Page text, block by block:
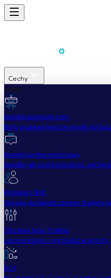
Cechy
Łatwe
Handel automatyczny
Boty osiągają lepsze wyniki niż
Handel społecznościowy
Handluj jak profesjonalista, nie
Kopiujący Bot
Skopiuj doświadczonego tradera
Zlecenia typu Trailing
Lepsze kupno i sprzedaż w prosty
DCA